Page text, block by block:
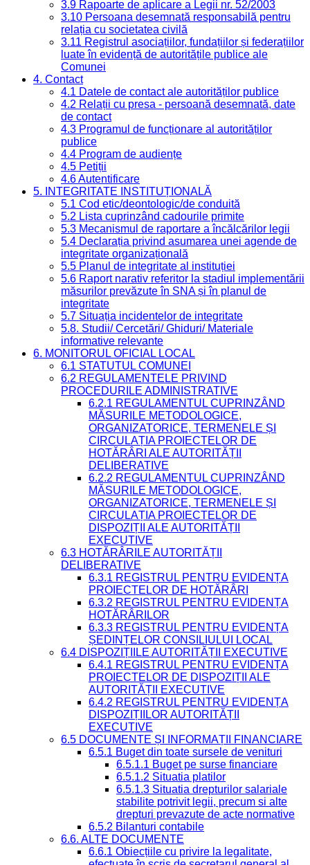
3.9 Rapoarte de aplicare a Legii nr. 52/2003
3.10 Persoana desemnată responsabilă pentru
relația cu societatea civilă
3.11 Registrul asociațiilor, fundațiilor și federațiilor
luate în evidență de autoritățile publice ale
Comunei
4. Contact
4.1 Datele de contact ale autorităților publice
4.2 Relații cu presa - persoană desemnată, date
de contact
4.3 Programul de funcționare al autorităților
publice
4.4 Program de audiențe
4.5 Petiții
4.6 Autentificare
5. INTEGRITATE INSTITUȚIONALĂ
5.1 Cod etic/deontologic/de conduită
5.2 Lista cuprinzând cadourile primite
5.3 Mecanismul de raportare a încălcărilor legii
5.4 Declarația privind asumarea unei agende de
integritate organizațională
5.5 Planul de integritate al instituției
5.6 Raport narativ referitor la stadiul implementării
măsurilor prevăzute în SNA și în planul de
integritate
5.7 Situația incidentelor de integritate
5.8. Studii/ Cercetări/ Ghiduri/ Materiale
informative relevante
6. MONITORUL OFICIAL LOCAL
6.1 STATUTUL COMUNEI
6.2 REGULAMENTELE PRIVIND
PROCEDURILE ADMINISTRATIVE
6.2.1 REGULAMENTUL CUPRINZÂND
MĂSURILE METODOLOGICE,
ORGANIZATORICE, TERMENELE ȘI
CIRCULAȚIA PROIECTELOR DE
HOTĂRÂRI ALE AUTORITĂȚII
DELIBERATIVE
6.2.2 REGULAMENTUL CUPRINZÂND
MĂSURILE METODOLOGICE,
ORGANIZATORICE, TERMENELE ȘI
CIRCULAȚIA PROIECTELOR DE
DISPOZIȚII ALE AUTORITĂȚII
EXECUTIVE
6.3 HOTĂRÂRILE AUTORITĂȚII
DELIBERATIVE
6.3.1 REGISTRUL PENTRU EVIDENȚA
PROIECTELOR DE HOTĂRÂRI
6.3.2 REGISTRUL PENTRU EVIDENȚA
HOTĂRÂRILOR
6.3.3 REGISTRUL PENTRU EVIDENȚA
ȘEDINȚELOR CONSILIULUI LOCAL
6.4 DISPOZIȚIILE AUTORITĂȚII EXECUTIVE
6.4.1 REGISTRUL PENTRU EVIDENȚA
PROIECTELOR DE DISPOZIȚII ALE
AUTORITĂȚII EXECUTIVE
6.4.2 REGISTRUL PENTRU EVIDENȚA
DISPOZIȚIILOR AUTORITĂȚII
EXECUTIVE
6.5 DOCUMENTE ȘI INFORMAȚII FINANCIARE
6.5.1 Buget din toate sursele de venituri
6.5.1.1 Buget pe surse financiare
6.5.1.2 Situatia platilor
6.5.1.3 Situatia drepturilor salariale
stabilite potrivit legii, precum si alte
drepturi prevazute de acte normative
6.5.2 Bilanturi contabile
6.6. ALTE DOCUMENTE
6.6.1 Obiecțiile cu privire la legalitate,